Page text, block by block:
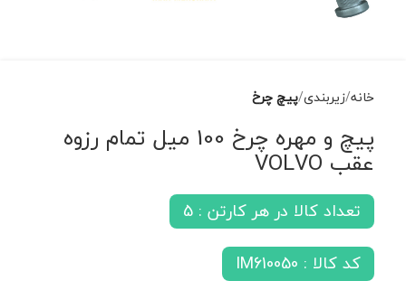
خانه زیربندی پیچ چرخ
پیچ و مهره چرخ 100 میل تمام رزوه
عقب VOLVO
تعداد کالا در هر کارتن : 5
کد کالا : IM610050